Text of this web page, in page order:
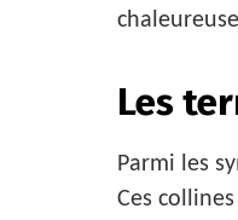
Les
Parmi les
Ces